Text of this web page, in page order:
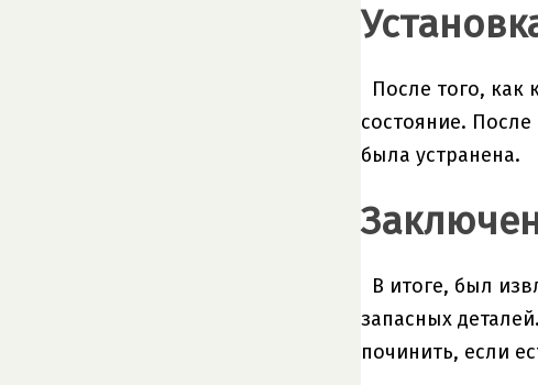
После того, как
состояние.
была устранена.
В итоге, был
запасных
починить, если